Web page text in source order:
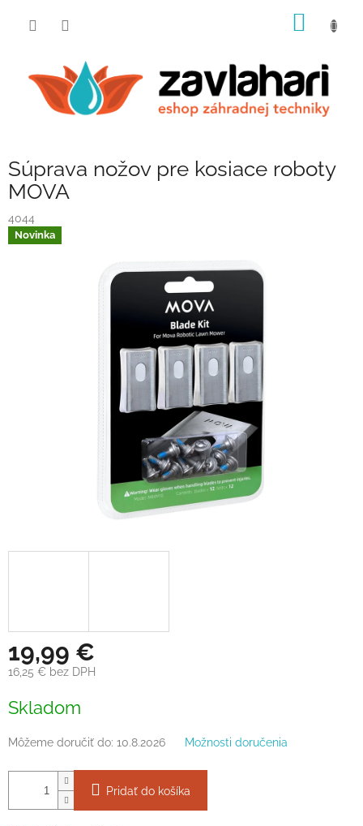
Súprava nožov pre kosiace roboty
MOVA
4044
Novinka
19,99 €
16,25 € bez DPH
cena:
Skladom
Môžeme doručiť do: 10.8.2026 Možnosti doručenia
Pridať do košíka